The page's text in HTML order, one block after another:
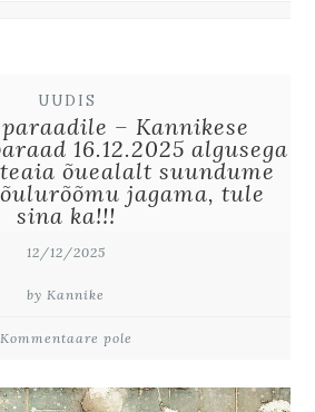
UUDIS
– Kannikese
16.12.2025 algusega
õuealalt suundume
jagama, tule
sina ka!!!
12/12/2025
by Kannike
Kommentaare pole